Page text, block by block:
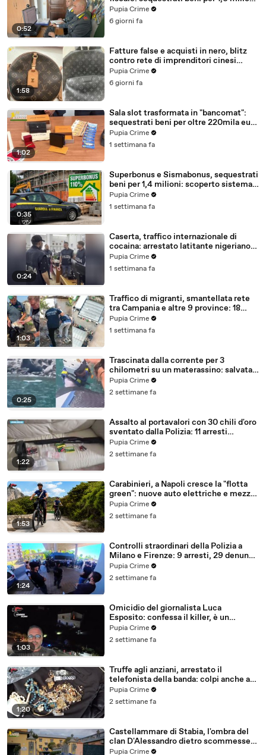
0:52
ad un consorzio navale (29.07.26)
Pupia Crime
6 giorni fa
1:58
Fatture false e acquisti in nero, blitz
contro rete di imprenditori cinesi
sequestri per 8,5 milioni (29.07.26)
Pupia Crime
6 giorni fa
1:02
Sala slot trasformata in "bancomat":
sequestrati beni per oltre 220mila euro
a due coniugi (29.07.26)
Pupia Crime
1 settimana fa
0:35
Superbonus e Sismabonus, sequestrati
beni per 1,4 milioni: scoperto sistema
con false abitazioni (29.07.26)
Pupia Crime
1 settimana fa
0:24
Caserta, traffico internazionale di
cocaina: arrestato latitante nigeriano
ricercato dal 2019 (28.07.26)
Pupia Crime
1 settimana fa
1:03
Traffico di migranti, smantellata rete
tra Campania e altre 9 province: 18
arresti (27.07.26)
Pupia Crime
1 settimana fa
0:25
Trascinata dalla corrente per 3
chilometri su un materassino: salvata
dalla Polizia (25.07.26)
Pupia Crime
2 settimane fa
1:22
Assalto al portavalori con 30 chili d'oro
sventato dalla Polizia: 11 arresti
(25.07.26)
Pupia Crime
2 settimane fa
1:53
Carabinieri, a Napoli cresce la "flotta
green": nuove auto elettriche e mezzi
sostenibili anche sulle isole (25.07.26)
Pupia Crime
2 settimane fa
1:24
Controlli straordinari della Polizia a
Milano e Firenze: 9 arresti, 29 denunce
e oltre 7mila persone identificate
(25.07.26)
Pupia Crime
2 settimane fa
1:03
Omicidio del giornalista Luca
Esposito: confessa il killer, è un
26enne tunisino (25.07.26)
Pupia Crime
2 settimane fa
1:20
Truffe agli anziani, arrestato il
telefonista della banda: colpi anche ad
Aversa, oltre 300mila euro il bottino
stimato (24.07.26)
Pupia Crime
2 settimane fa
Castellammare di Stabia, l'ombra del
clan D'Alessandro dietro scommesse
illegali: 5 arresti (24.07.26)
Pupia Crime